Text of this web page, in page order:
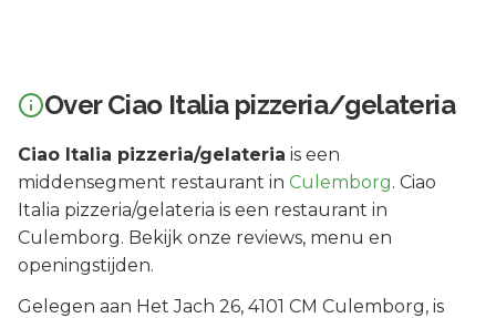
OverCiao Italia pizzeria/gelateria
Ciao Italia pizzeria/gelateria is een
middensegment restaurant in Culemborg. Ciao
Italia pizzeria/gelateria is een restaurant in
Culemborg. Bekijk onze reviews, menu en
openingstijden.
Gelegen aan Het Jach 26, 4101 CM Culemborg, is